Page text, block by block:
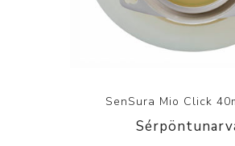
SenSura Mio Click